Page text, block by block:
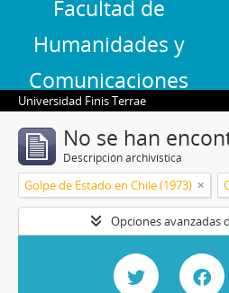
Facultad de
Humanidades y
Comunicaciones
Universidad Finis Terrae
No se han
Descripción archivística
Golpe de Estado en Chile (1973)
Opciones avanzadas